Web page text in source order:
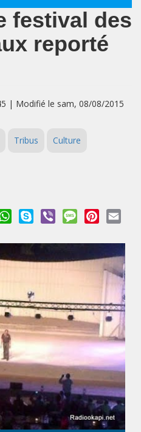
festival des
reporté
| Modifié le sam, 08/08/2015
Tribus Culture
WhatsApp
Skype Viber MessagePinterest